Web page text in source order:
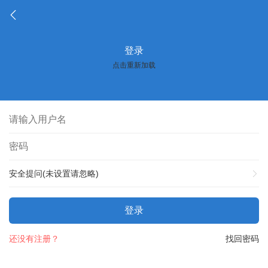
登录
点击重新加载
安全提问(未设置请忽略)
登录
找回密码
还没有注册？